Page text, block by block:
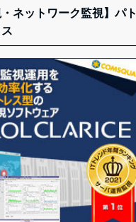
・ネットワーク監視】パト